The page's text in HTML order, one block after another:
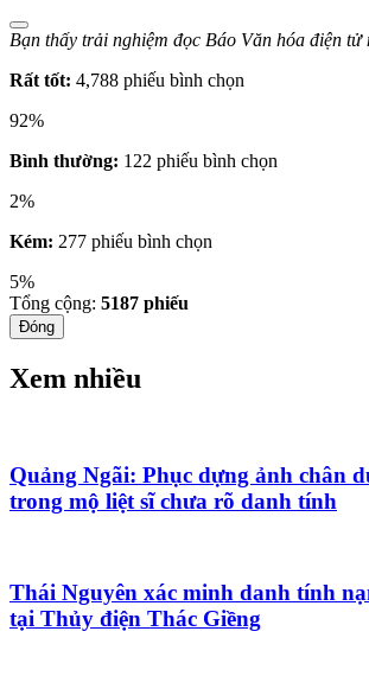
Bạn thấy trải nghiệm đọc Báo Văn hóa điện tử
Rất tốt: 4,788 phiếu bình chọn
92%
Bình thường: 122 phiếu bình chọn
2%
Kém: 277 phiếu bình chọn
5%
Tổng cộng: 5187 phiếu
Đóng
Xem nhiều
Quảng Ngãi: Phục dựng ảnh chân
trong mộ liệt sĩ chưa rõ danh tính
Thái Nguyên xác minh danh tính
tại Thủy điện Thác Giềng